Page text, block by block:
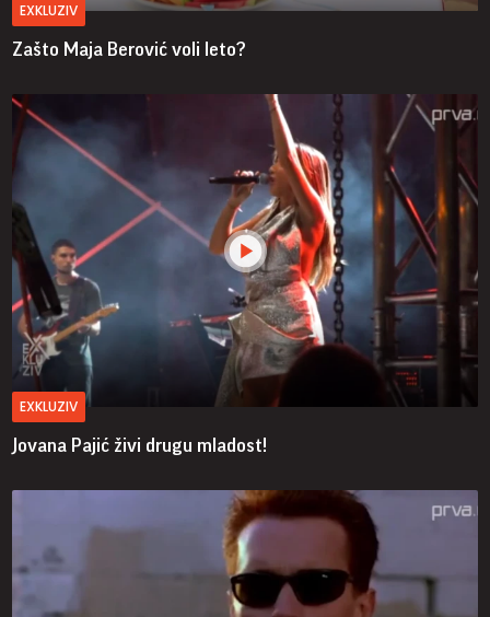
EXKLUZIV
Zašto Maja Berović voli leto?
EXKLUZIV
Jovana Pajić živi drugu mladost!